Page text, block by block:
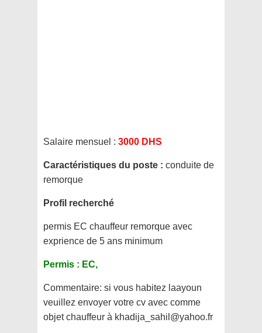
Salaire mensuel : 3000 DHS
Caractéristiques du poste : conduite de
remorque
Profil recherché
permis EC chauffeur remorque avec
exprience de 5 ans minimum
Permis : EC,
Commentaire: si vous habitez laayoun
veuillez envoyer votre cv avec comme
objet chauffeur à khadija_sahil@yahoo.fr